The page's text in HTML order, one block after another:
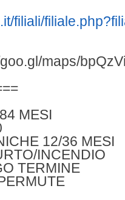
filiali/
maps/
MESI
12/36 MESI
INCENDIO
TERMINE